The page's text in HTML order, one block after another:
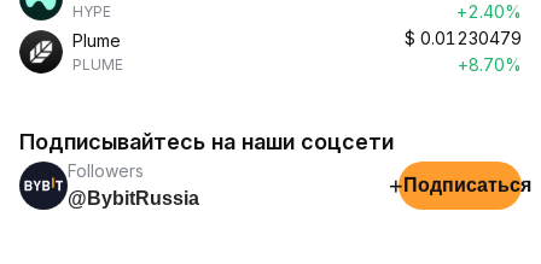
HYPE
+2.40%
Plume
PLUME
$ 0.01230479
+8.70%
Подписывайтесь на наши соцсети
Followers
@BybitRussia
+ Подписаться